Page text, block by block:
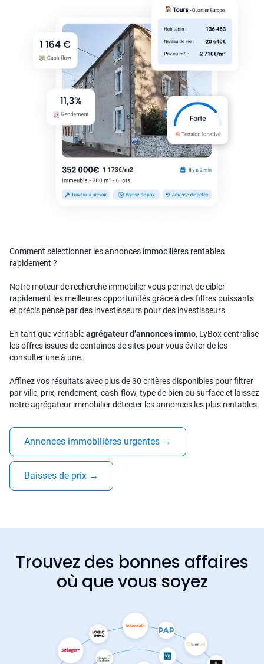
Comment sélectionner les annonces immobilières rentables
rapidement ?
Notre moteur de recherche immobilier vous permet de cibler
rapidement les meilleures opportunités grâce à des filtres puissants
et précis pensé par des investisseurs pour des investisseurs
En tant que véritableagrégateur d’annonces immo, LyBox centralise
les offres issues de centaines de sites pour vous éviter de les
consulter une à une.
Affinez vos résultats avec plus de 30 critères disponibles pour filtrer
par ville, prix, rendement, cash-flow, type de bien ou surface et laissez
notre agrégateur immobilier détecter les annonces les plus rentables.
Annonces immobilières urgentes →
Baisses de prix →
Trouvez des bonnes affaires
où que vous soyez